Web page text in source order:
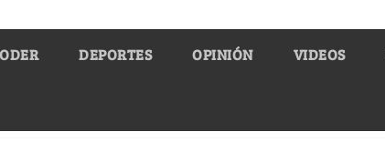
DEPORTES OPINIÓN VIDEOS